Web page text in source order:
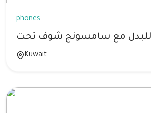
phones
للبدل مع سامسونج شوف تحت
Kuwait